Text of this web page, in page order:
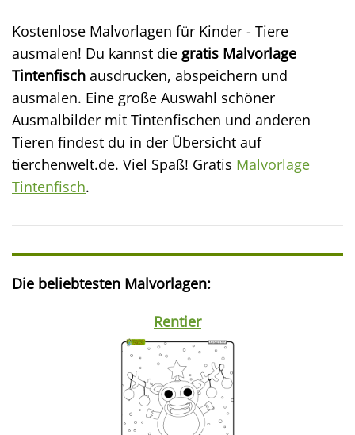
Kostenlose Malvorlagen für Kinder - Tiere
ausmalen! Du kannst die gratis Malvorlage
Tintenfisch ausdrucken, abspeichern und
ausmalen. Eine große Auswahl schöner
Ausmalbilder mit Tintenfischen und anderen
Tieren findest du in der Übersicht auf
tierchenwelt.de. Viel Spaß! Gratis Malvorlage
Tintenfisch.
Die beliebtesten Malvorlagen:
Rentier